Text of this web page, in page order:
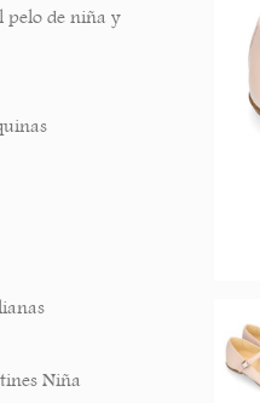
pelo de niña y
Niña